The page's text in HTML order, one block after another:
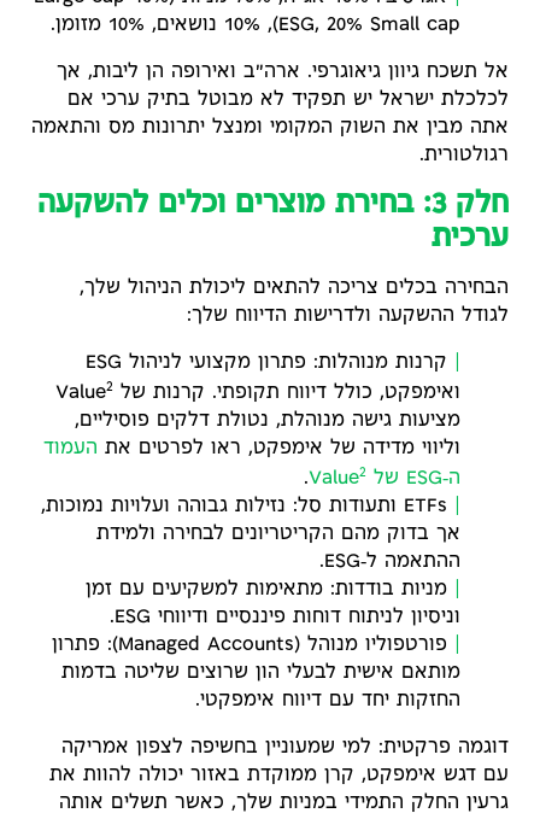
ESG, 20% Small cap), 10% נושאים, 10% מזומן.
אל תשכח גיוון גיאוגרפי. ארה"ב ואירופה הן ליבות, אך
לכלכלת ישראל יש תפקיד לא מבוטל בתיק ערכי אם
אתה מבין את השוק המקומי ומנצל יתרונות מס והתאמה
רגולטורית.
חלק 3: בחירת מוצרים וכלים להשקעה
ערכית
הבחירה בכלים צריכה להתאים ליכולת הניהול שלך,
לגודל ההשקעה ולדרישות הדיווח שלך:
קרנות מנוהלות: פתרון מקצועי לניהול ESG
ואימפקט, כולל דיווח תקופתי. קרנות של Value 2
מציעות גישה מנוהלת, נטולת דלקים פוסיליים,
וליווי מדידה של אימפקט, ראו לפרטים את העמוד
ה‑ESG של Value
2
.
ETFs ותעודות סל: נזילות גבוהה ועלויות נמוכות,
אך בדוק מהם הקריטריונים לבחירה ולמידת
ההתאמה ל‑ESG.
מניות בודדות: מתאימות למשקיעים עם זמן
וניסיון לניתוח דוחות פיננסיים ודיווחי ESG.
פורטפוליו מנוהל (Managed Accounts): פתרון
מותאם אישית לבעלי הון שרוצים שליטה בדמות
החזקות יחד עם דיווח אימפקטי.
דוגמה פרקטית: למי שמעוניין בחשיפה לצפון אמריקה
עם דגש אימפקט, קרן ממוקדת באזור יכולה להוות את
גרעין החלק התמידי במניות שלך, כאשר תשלים אותה